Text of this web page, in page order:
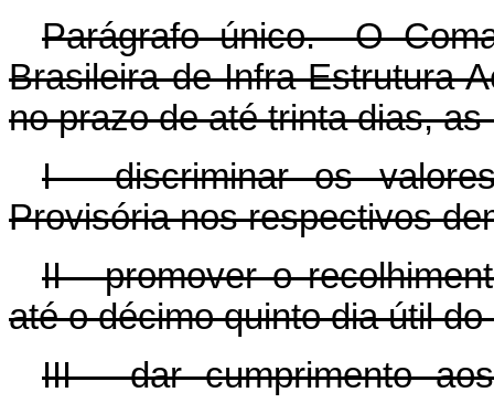
Parágrafo único. O
Brasileira de Infra-Estrutura
no prazo de até trinta dias,
I - discriminar os
Provisória nos respectivos
II - promover o
até o décimo quinto dia útil
III - dar cumprimento